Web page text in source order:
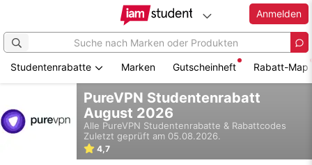
springen
Anmelden
Studentenrabatte Marken Gutscheinheft Rabatt-Map
PureVPN Studentenrabatt
August 2026
Alle PureVPN Studentenrabatte & Rabattcodes
Zuletzt geprüft am 05.08.2026.
4,7